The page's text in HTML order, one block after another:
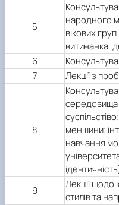
5
народного
вікових
витинанка,
6
7
Лекції з
8
середовища
меншини;
навчання
9
Лекції щодо
стилів та